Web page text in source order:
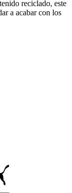
reciclado, este
a acabar con los